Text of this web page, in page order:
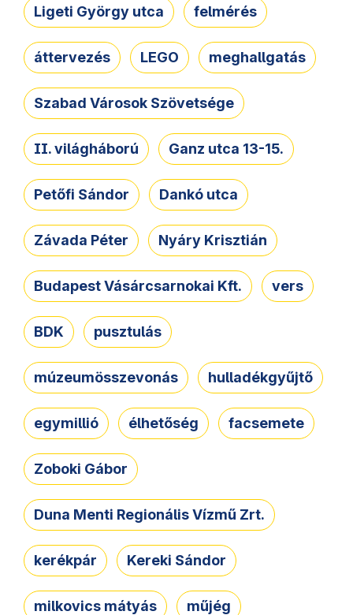
Ligeti György utca felmérés
áttervezés LEGO meghallgatás
Szabad Városok Szövetsége
II. világháború Ganz utca 13-15.
Petőfi Sándor Dankó utca
Závada Péter Nyáry Krisztián
Budapest Vásárcsarnokai Kft. vers
BDK pusztulás
múzeumösszevonás hulladékgyűjtő
egymillió élhetőség facsemete
Zoboki Gábor
Duna Menti Regionális Vízmű Zrt.
kerékpár Kereki Sándor
milkovics mátyás műjég